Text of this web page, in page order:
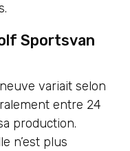
Sportsvan
variait selon
entre 24
production.
n’est plus